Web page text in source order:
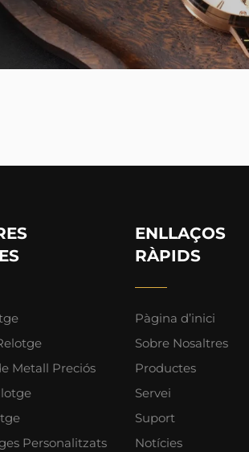
Metall Preciós
Personalitzats
ENLLAÇOS
RÀPIDS
Pàgina d’inici
Sobre Nosaltres
Productes
Servei
Suport
Notícies